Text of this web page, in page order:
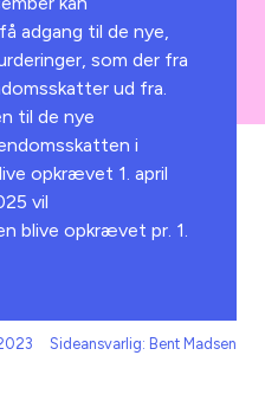
adgang til de nye,
som der fra
ud fra.
til de nye
i
opkrævet 1. april
vil
blive opkrævet pr. 1.
Sideansvarlig: Bent Madsen